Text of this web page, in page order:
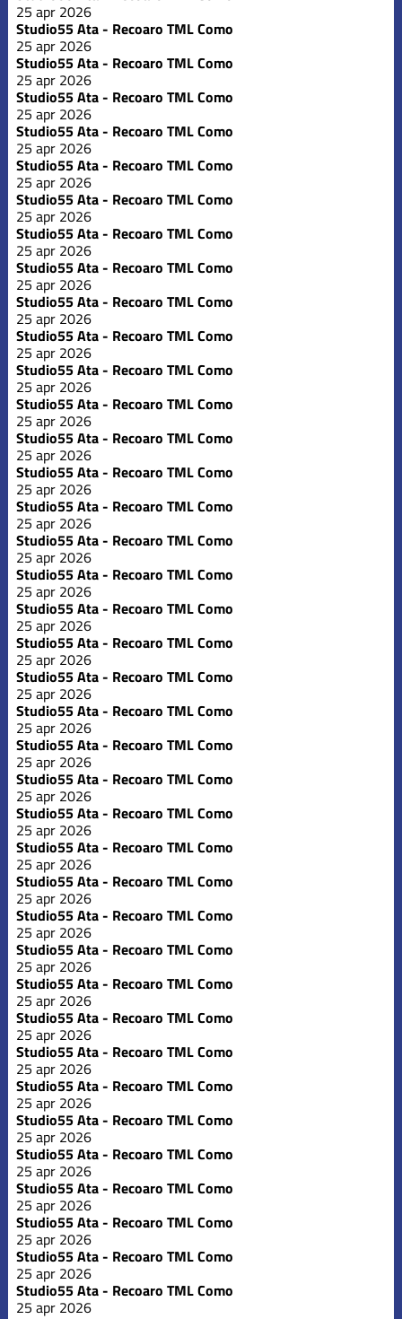
25 apr 2026
Studio55 Ata - Recoaro TML Como
25 apr 2026
Studio55 Ata - Recoaro TML Como
25 apr 2026
Studio55 Ata - Recoaro TML Como
25 apr 2026
Studio55 Ata - Recoaro TML Como
25 apr 2026
Studio55 Ata - Recoaro TML Como
25 apr 2026
Studio55 Ata - Recoaro TML Como
25 apr 2026
Studio55 Ata - Recoaro TML Como
25 apr 2026
Studio55 Ata - Recoaro TML Como
25 apr 2026
Studio55 Ata - Recoaro TML Como
25 apr 2026
Studio55 Ata - Recoaro TML Como
25 apr 2026
Studio55 Ata - Recoaro TML Como
25 apr 2026
Studio55 Ata - Recoaro TML Como
25 apr 2026
Studio55 Ata - Recoaro TML Como
25 apr 2026
Studio55 Ata - Recoaro TML Como
25 apr 2026
Studio55 Ata - Recoaro TML Como
25 apr 2026
Studio55 Ata - Recoaro TML Como
25 apr 2026
Studio55 Ata - Recoaro TML Como
25 apr 2026
Studio55 Ata - Recoaro TML Como
25 apr 2026
Studio55 Ata - Recoaro TML Como
25 apr 2026
Studio55 Ata - Recoaro TML Como
25 apr 2026
Studio55 Ata - Recoaro TML Como
25 apr 2026
Studio55 Ata - Recoaro TML Como
25 apr 2026
Studio55 Ata - Recoaro TML Como
25 apr 2026
Studio55 Ata - Recoaro TML Como
25 apr 2026
Studio55 Ata - Recoaro TML Como
25 apr 2026
Studio55 Ata - Recoaro TML Como
25 apr 2026
Studio55 Ata - Recoaro TML Como
25 apr 2026
Studio55 Ata - Recoaro TML Como
25 apr 2026
Studio55 Ata - Recoaro TML Como
25 apr 2026
Studio55 Ata - Recoaro TML Como
25 apr 2026
Studio55 Ata - Recoaro TML Como
25 apr 2026
Studio55 Ata - Recoaro TML Como
25 apr 2026
Studio55 Ata - Recoaro TML Como
25 apr 2026
Studio55 Ata - Recoaro TML Como
25 apr 2026
Studio55 Ata - Recoaro TML Como
25 apr 2026
Studio55 Ata - Recoaro TML Como
25 apr 2026
Studio55 Ata - Recoaro TML Como
25 apr 2026
Studio55 Ata - Recoaro TML Como
25 apr 2026